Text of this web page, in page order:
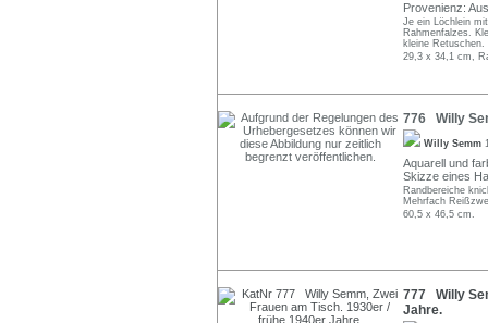
Provenienz:
Je ein Löchlein
Rahmenfalzes.
kleine
29,3 x 34,1 cm,
776 Willy
Willy Semm
Aquarell und
Skizze eines
Randbereiche
Mehrfach
60,5 x 46,5 cm.
777 Willy
Jahre.